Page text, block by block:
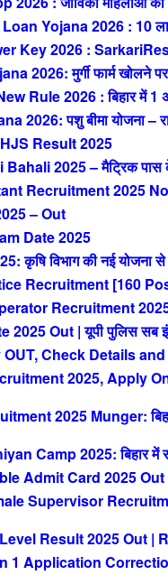
Yojana 2026 : 10 लाख
Key 2026 :
मुर्गी फार्म खोलने पर
Rule 2026 : बिहार में 1
पशु बीमा योजना –
Result 2025
2025 – मैट्रिक पास
Recruitment 2025
– Out
Date 2025
कृषि विभाग की नई
Recruitment [160
Recruitment 2025:
Out | यूपी पुलिस सब
Check Details
2025, Apply
2025 Munger:
Camp 2025: बिहार में
Admit Card 2025
Supervisor
Result 2025 Out |
1 Application